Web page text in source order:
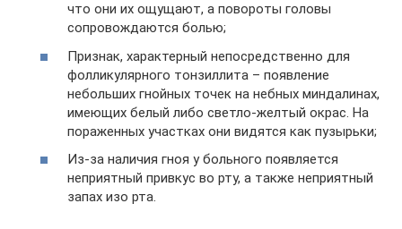
что они их ощущают, а повороты головы
сопровождаются болью;
Признак, характерный непосредственно для
фолликулярного тонзиллита – появление
небольших гнойных точек на небных миндалинах,
имеющих белый либо светло-желтый окрас. На
пораженных участках они видятся как пузырьки;
Из-за наличия гноя у больного появляется
неприятный привкус во рту, а также неприятный
запах изо рта.